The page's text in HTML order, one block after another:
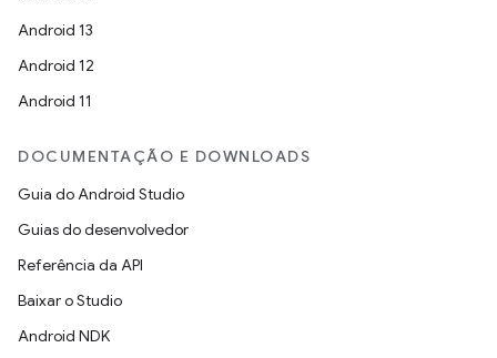
Android 13
Android 12
Android 11
DOCUMENTAÇÃO E DOWNLOADS
Guia do Android Studio
Guias do desenvolvedor
Referência da API
Baixar o Studio
Android NDK